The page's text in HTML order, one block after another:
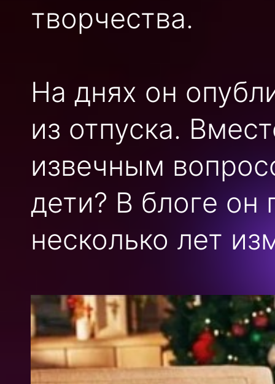
творчества.
На днях он
из отпуска.
извечным
дети? В блоге он
несколько лет